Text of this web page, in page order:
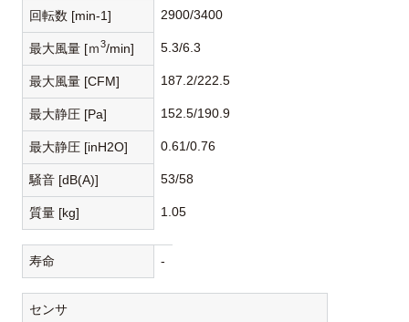
回転数 [min-1] 2900/3400
最大風量 [ｍ3/min] 5.3/6.3
最大風量 [CFM] 187.2/222.5
最大静圧 [Pa] 152.5/190.9
最大静圧 [inH2O] 0.61/0.76
騒音 [dB(A)] 53/58
質量 [kg] 1.05
寿命 -
センサ